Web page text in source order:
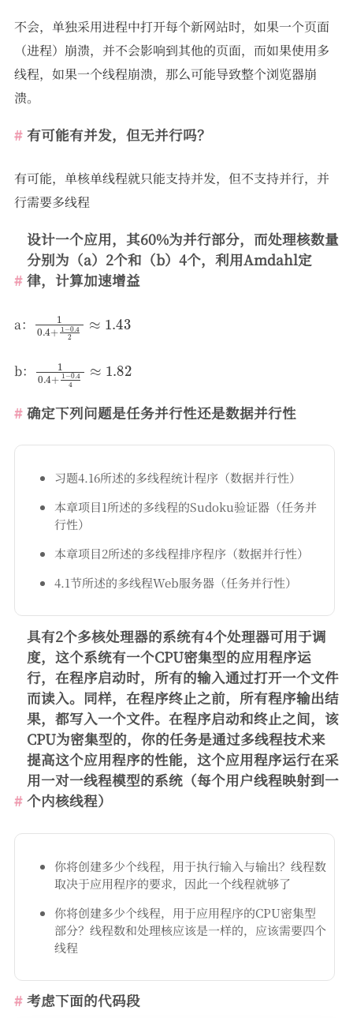
不会，单独采用进程中打开每个新网站时，如果一个页面
（进程）崩溃，并不会影响到其他的页面，而如果使用多
线程，如果一个线程崩溃，那么可能导致整个浏览器崩
溃。
有可能有并发，但无并行吗？
有可能，单核单线程就只能支持并发，但不支持并行，并
行需要多线程
设计一个应用，其60%为并行部分，而处理核数量
分别为（a）2个和（b）4个，利用Amdahl定
律，计算加速增益
a：​
0.4
b：​
0.4 ≈1.82
确定下列问题是任务并行性还是数据并行性
习题4.16所述的多线程统计程序（数据并行性）
本章项目1所述的多线程的Sudoku验证器（任务并
行性）
本章项目2所述的多线程排序程序（数据并行性）
4.1节所述的多线程Web服务器（任务并行性）
具有2个多核处理器的系统有4个处理器可用于调
度，这个系统有一个CPU密集型的应用程序运
行，在程序启动时，所有的输入通过打开一个文件
而读入。同样，在程序终止之前，所有程序输出结
果，都写入一个文件。在程序启动和终止之间，该
CPU为密集型的，你的任务是通过多线程技术来
提高这个应用程序的性能，这个应用程序运行在采
用一对一线程模型的系统（每个用户线程映射到一
个内核线程）
你将创建多少个线程，用于执行输入与输出？线程数
取决于应用程序的要求，因此一个线程就够了
你将创建多少个线程，用于应用程序的CPU密集型
部分？线程数和处理核应该是一样的，应该需要四个
线程
考虑下面的代码段